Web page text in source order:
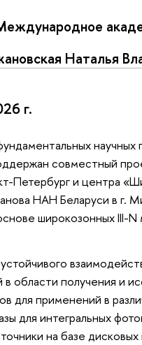
Наталья
г.
совместный
и центра
НАН Беларуси в г.
широкозонных III-
области получения и
для применений в
для интегральных
на базе